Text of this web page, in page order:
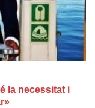
la necessitat i